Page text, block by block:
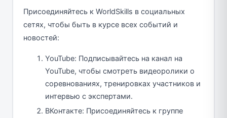
Присоединяйтесь к WorldSkills в социальных
сетях, чтобы быть в курсе всех событий и
новостей:
YouTube: Подписывайтесь на канал на
YouTube, чтобы смотреть видеоролики о
соревнованиях, тренировках участников и
интервью с экспертами.
ВКонтакте: Присоединяйтесь к группе